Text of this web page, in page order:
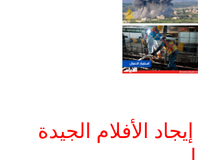
الأفلام الجيدة